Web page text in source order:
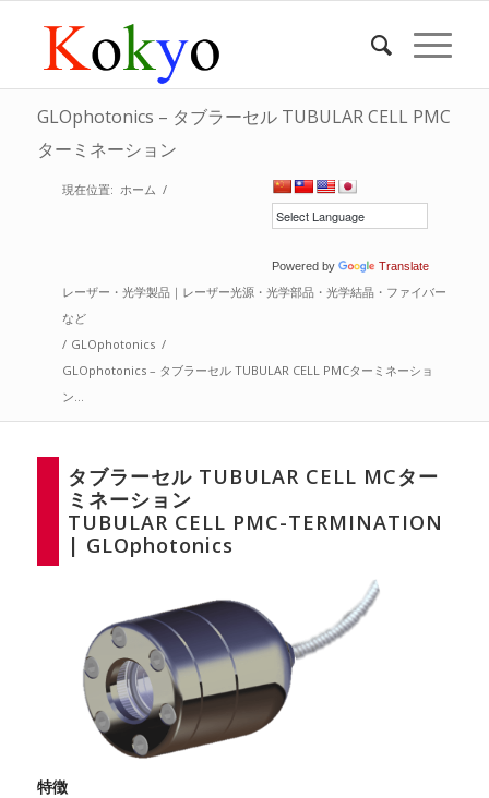
GLOphotonics – タブラーセル TUBULAR CELL PMC
ターミネーション
Powered by Translate
現在位置: ホーム /
レーザー・光学製品｜レーザー光源・光学部品・光学結晶・ファイバー
など
/ GLOphotonics /
GLOphotonics – タブラーセル TUBULAR CELL PMCターミネーショ
ン...
タブラーセル TUBULAR CELL MCター
ミネーション
TUBULAR CELL PMC-TERMINATION
| GLOphotonics
特徴